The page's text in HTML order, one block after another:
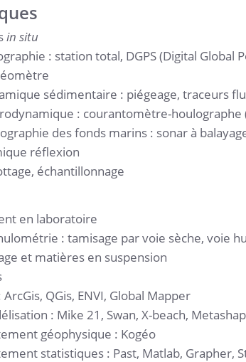
in situ
: station total, DGPS (Digital Global
sédimentaire : piégeage, traceurs
: courantomètre-houlographe
des fonds marins : sonar à
réflexion
échantillonnage
en laboratoire
: tamisage par voie sèche, voie
et matières en suspension
ArcGis, QGis, ENVI, Global Mapper
: Mike 21, Swan, X-beach,
géophysique : Kogéo
statistiques : Past, Matlab, Grapher,